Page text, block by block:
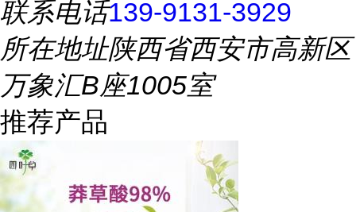
联系电话139-9131-3929
所在地址陕西省西安市高新区
万象汇B座1005室
推荐产品